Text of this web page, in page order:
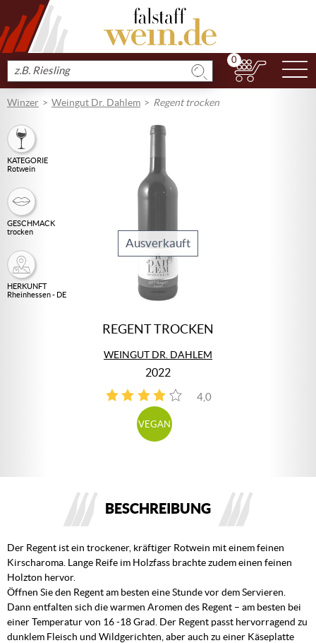
Produkt
suchen
0
Winzer Weingut Dr. Dahlem Regent trocken
KATEGORIE
Rotwein
GESCHMACK
trocken
HERKUNFT
Rheinhessen - DE
Ausverkauft
REGENT TROCKEN
WEINGUT DR. DAHLEM
2022
4,0
2
VEGAN
BESCHREIBUNG
Der Regent ist ein trockener, kräftiger Rotwein mit einem feinen
Kirscharoma. Lange Reife im Holzfass brachte zudem einen feinen
Holzton hervor.
Öffnen Sie den Regent am besten eine Stunde vor dem Servieren.
Dann entfalten sich die warmen Aromen des Regent – am besten bei
einer Temperatur von 16 -18 Grad. Der Regent passt hervorragend zu
dunklem Fleisch und Wildgerichten, aber auch zu einer Käseplatte